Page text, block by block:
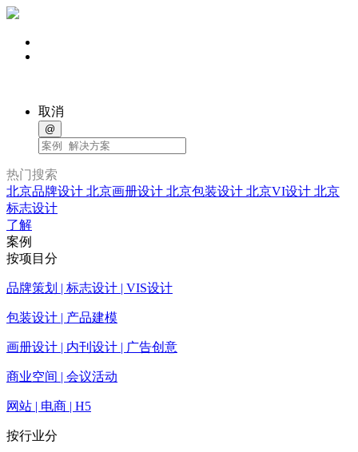
取消
@
热门搜索
北京品牌设计 北京画册设计 北京包装设计 北京VI设计 北京
标志设计
了解
案例
按项目分
品牌策划 | 标志设计 | VIS设计
包装设计 | 产品建模
画册设计 | 内刊设计 | 广告创意
商业空间 | 会议活动
网站 | 电商 | H5
按行业分